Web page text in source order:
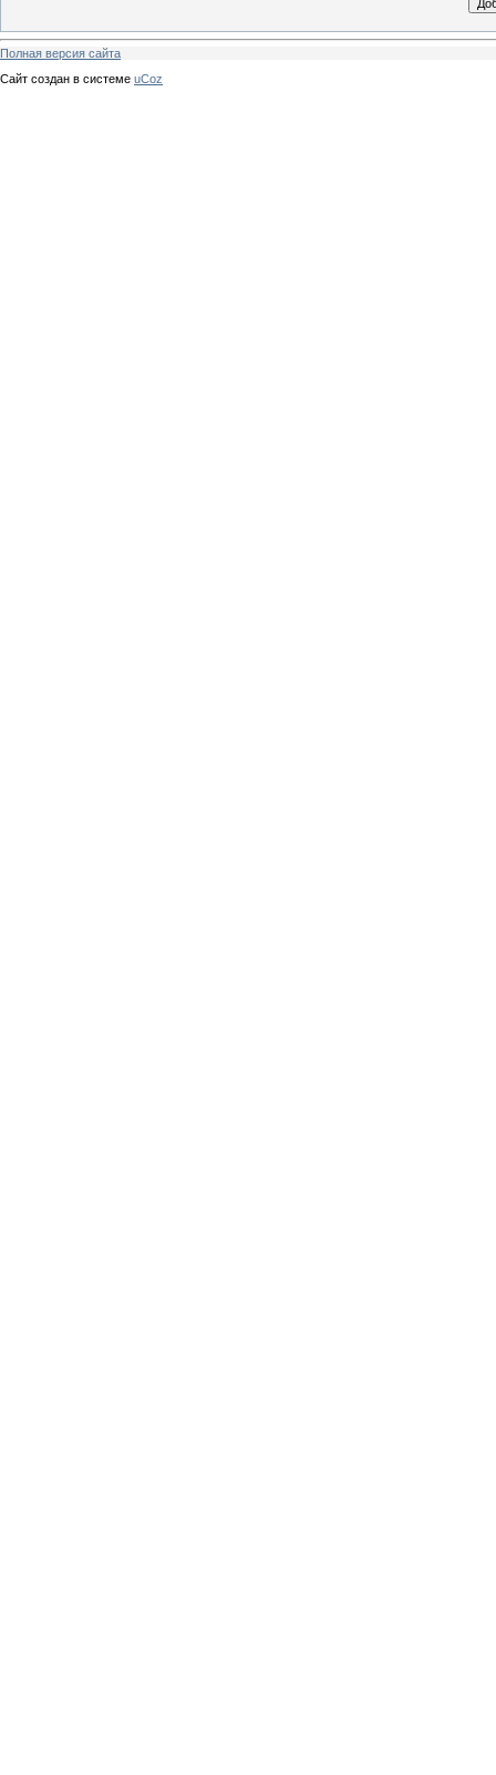
Полная версия сайта
Сайт создан в системе uCoz